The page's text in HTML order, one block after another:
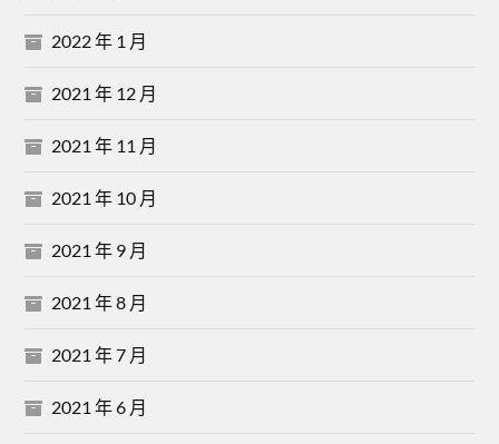
2022 年 1 月
2021 年 12 月
2021 年 11 月
2021 年 10 月
2021 年 9 月
2021 年 8 月
2021 年 7 月
2021 年 6 月